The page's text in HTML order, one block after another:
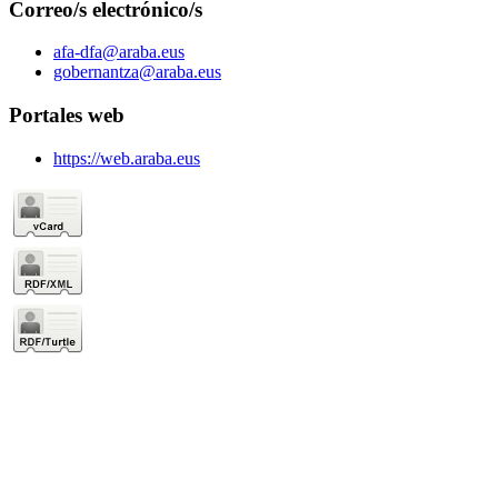
Correo/s electrónico/s
afa-dfa@araba.eus
gobernantza@araba.eus
Portales web
https://web.araba.eus